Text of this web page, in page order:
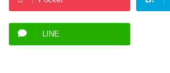
LINE